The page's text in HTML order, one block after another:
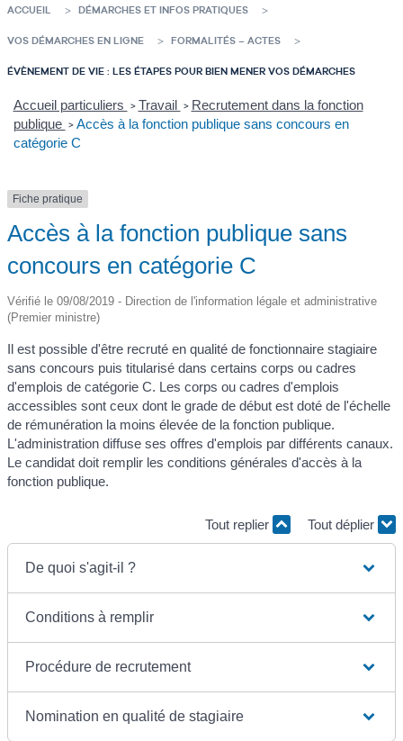
ACCUEIL DÉMARCHES ET INFOS PRATIQUES
VOS DÉMARCHES EN LIGNE FORMALITÉS – ACTES
ÉVÈNEMENT DE VIE : LES ÉTAPES POUR BIEN MENER VOS DÉMARCHES
Accueil particuliers > Travail > Recrutement dans la fonction
publique > Accès à la fonction publique sans concours en
catégorie C
Fiche pratique
Accès à la fonction publique sans
concours en catégorie C
Vérifié le 09/08/2019 - Direction de l'information légale et administrative
(Premier ministre)
Il est possible d'être recruté en qualité de fonctionnaire stagiaire
sans concours puis titularisé dans certains corps ou cadres
d'emplois de catégorie C. Les corps ou cadres d'emplois
accessibles sont ceux dont le grade de début est doté de l'échelle
de rémunération la moins élevée de la fonction publique.
L'administration diffuse ses offres d'emplois par différents canaux.
Le candidat doit remplir les conditions générales d'accès à la
fonction publique.
Tout replier Tout déplier
De quoi s'agit-il ?
Conditions à remplir
Procédure de recrutement
Nomination en qualité de stagiaire